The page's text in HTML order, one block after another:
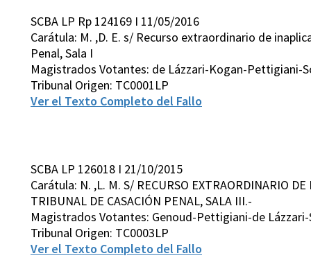
SCBA LP Rp 124169 I 11/05/2016
Carátula: M. ,D. E. s/ Recurso extraordinario de
Penal, Sala I
Magistrados Votantes: de Lázzari-Kogan-Pettigiani-
Tribunal Origen: TC0001LP
Ver el Texto Completo del Fallo
SCBA LP 126018 I 21/10/2015
Carátula: N. ,L. M. S/ RECURSO EXTRAORDINARIO
TRIBUNAL DE CASACIÓN PENAL, SALA III.-
Magistrados Votantes: Genoud-Pettigiani-de
Tribunal Origen: TC0003LP
Ver el Texto Completo del Fallo